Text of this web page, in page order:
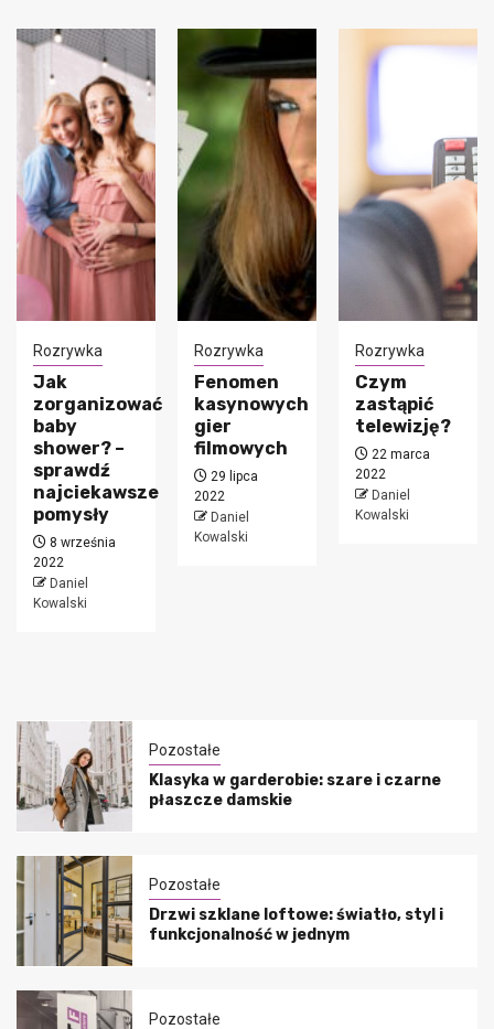
Rozrywka
Jak
zorganizować
baby
shower? –
sprawdź
najciekawsze
pomysły
8 września
2022
Daniel
Kowalski
Rozrywka
Fenomen
kasynowych
gier
filmowych
29 lipca
2022
Daniel
Kowalski
Rozrywka
Czym
zastąpić
telewizję?
22 marca
2022
Daniel
Kowalski
Pozostałe
Klasyka w garderobie: szare i czarne
płaszcze damskie
Pozostałe
Drzwi szklane loftowe: światło, styl i
funkcjonalność w jednym
Pozostałe